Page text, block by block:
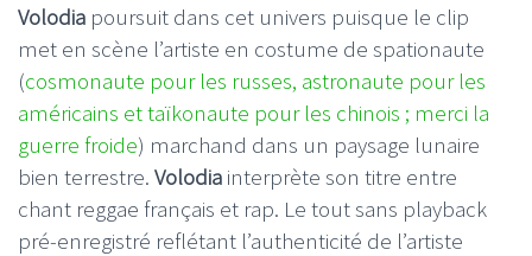
Volodia poursuit dans cet univers puisque le clip
met en scène l’artiste en costume de spationaute
(cosmonaute pour les russes, astronaute pour les
américains et taïkonaute pour les chinois ; merci la
guerre froide) marchand dans un paysage lunaire
bien terrestre. Volodia interprète son titre entre
chant reggae français et rap. Le tout sans playback
pré-enregistré reflétant l’authenticité de l’artiste